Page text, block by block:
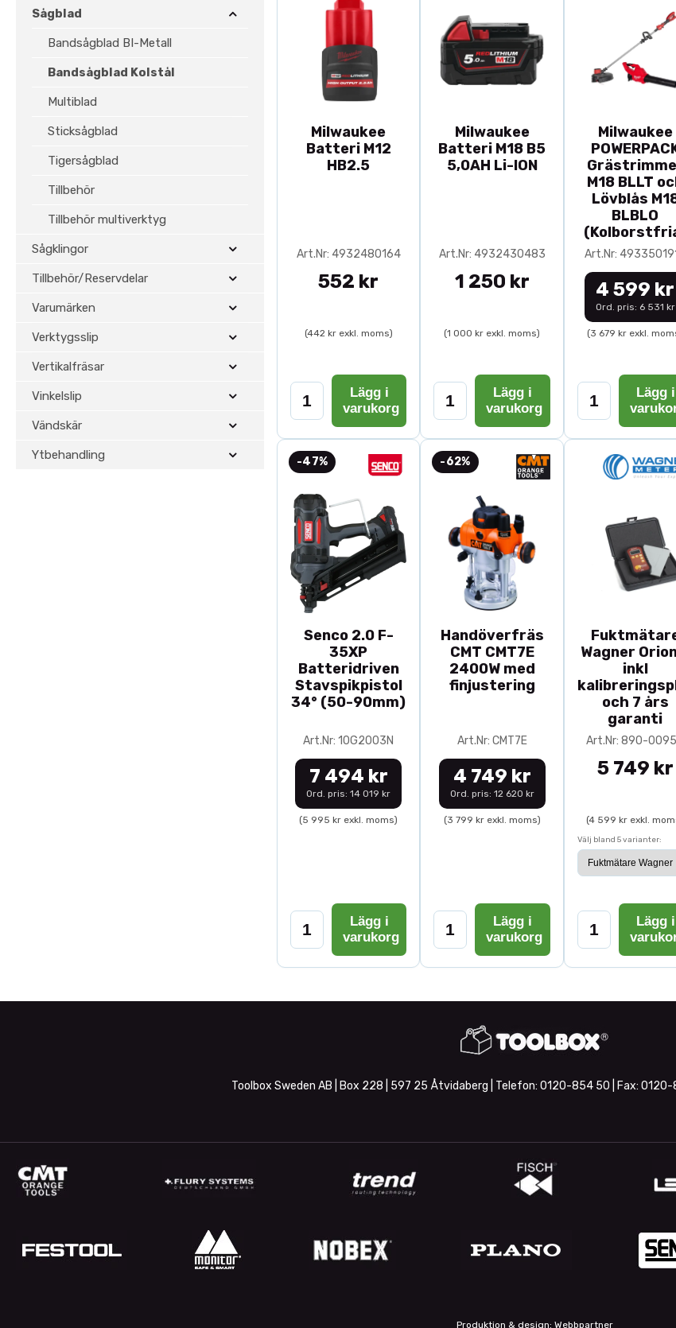
Sågblad
Bandsågblad BI-Metall
Bandsågblad Kolstål
Multiblad
Sticksågblad
Tigersågblad
Tillbehör
Tillbehör multiverktyg
Sågklingor
Tillbehör/Reservdelar
Varumärken
Verktygsslip
Vertikalfräsar
Vinkelslip
Vändskär
Ytbehandling
Milwaukee
Batteri M12
HB2.5
Art.Nr: 4932480164
552 kr
(442 kr exkl. moms)
Lägg i
varukorg
Milwaukee
Batteri M18 B5
5,0AH Li-ION
Art.Nr: 4932430483
1 250 kr
(1 000 kr exkl. moms)
Lägg i
varukorg
Milwaukee
M18 BLLT
Lövblås
BLBLO
Art.Nr:
4 599 kr
Ord. pris: 6 531 kr
(3 679 kr exkl.
Lägg i
-47%
Senco 2.0 F-
35XP
Batteridriven
Stavspikpistol
34° (50-90mm)
Art.Nr: 10G2003N
7 494 kr
Ord. pris: 14 019 kr
(5 995 kr exkl. moms)
Lägg i
varukorg
-62%
Handöverfräs
CMT CMT7E
2400W med
finjustering
Art.Nr: CMT7E
4 749 kr
Ord. pris: 12 620 kr
(3 799 kr exkl. moms)
Lägg i
varukorg
Wagner
inkl
och 7 års
garanti
Art.Nr: 890-
5 749 kr
(4 599 kr exkl.
Välj bland 5 varianter:
Lägg i
Toolbox Sweden AB | Box 228 | 597 25 Åtvidaberg | Telefon: 0120-854 50 | Fax: 0120-
Produktion & design: Webbpartner